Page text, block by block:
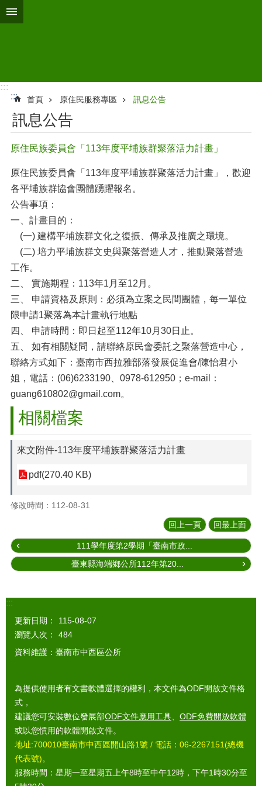
跳到主要內容區塊
:::
:::
首頁 原住民服務專區 訊息公告
訊息公告
原住民族委員會「113年度平埔族群聚落活力計畫」
原住民族委員會「113年度平埔族群聚落活力計畫」，歡迎
各平埔族群協會團體踴躍報名。
公告事項：
一、計畫目的：
(一) 建構平埔族群文化之復振、傳承及推廣之環境。
(二) 培力平埔族群文史與聚落營造人才，推動聚落營造
工作。
二、 實施期程：113年1月至12月。
三、 申請資格及原則：必須為立案之民間團體，每一單位
限申請1聚落為本計畫執行地點
四、 申請時間：即日起至112年10月30日止。
五、 如有相關疑問，請聯絡原民會委託之聚落營造中心，
聯絡方式如下：臺南市西拉雅部落發展促進會/陳怡君小
姐，電話：(06)6233190、0978-612950；e-mail：
guang610802@gmail.com。
相關檔案
來文附件-113年度平埔族群聚落活力計畫
pdf(270.40 KB)
修改時間：112-08-31
回上一頁 回最上面
111學年度第2學期「臺南市政...
臺東縣海端鄉公所112年第20...
:::
更新日期：
115-08-07
瀏覽人次：
484
資料維護：臺南市中西區公所
為提供使用者有文書軟體選擇的權利，本文件為ODF開放文件格
式，
建議您可安裝數位發展部ODF文件應用工具
ODF免費開放軟體
或以您慣用的軟體開啟文件。
地址:700010臺南市中西區開山路1號 / 電話：06-2267151(總機
代表號)。
服務時間：星期一至星期五上午8時至中午12時，下午1時30分至